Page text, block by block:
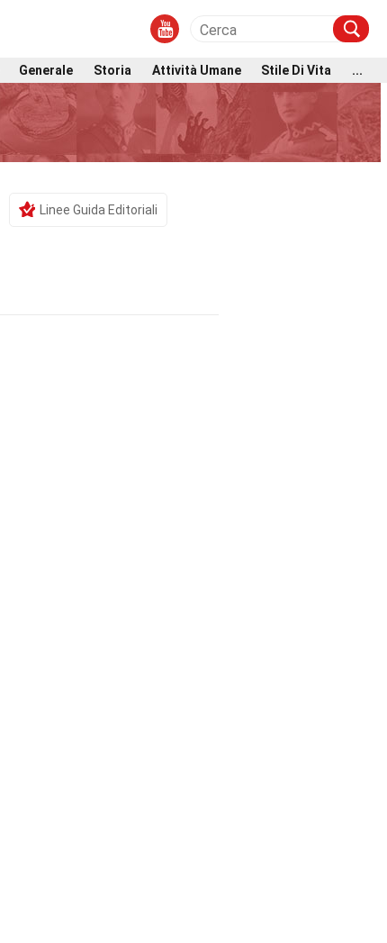
Generale Storia Attività Umane Stile Di Vita
...
Linee Guida Editoriali